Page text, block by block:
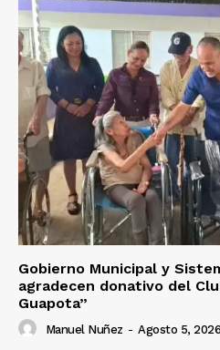
Gobierno Municipal y
agradecen donativo del
Guapota”
Manuel Nuñez - Agosto 5, 2026